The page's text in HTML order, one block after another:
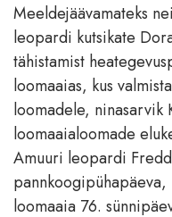
Meeldejäävamateks
leopardi kutsikate
tähistamist
loomaaias, kus
loomadele, ninasarvik
loomaaialoomade
Amuuri leopardi
loomaaia 76.